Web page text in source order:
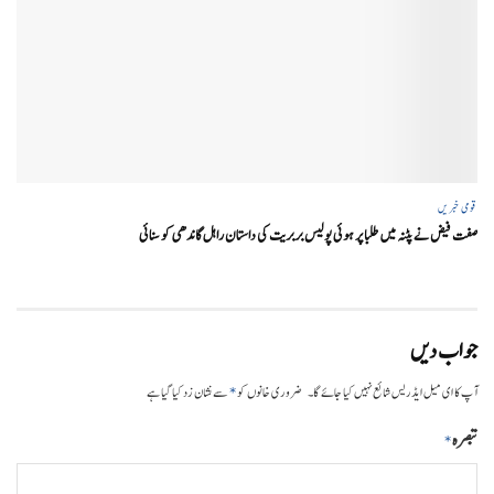
قومی خبریں
صفت فیض نے پٹنہ میں طلبا پر ہوئی پولیس بربریت کی داستان راہل گاندھی کو سنائی
جواب دیں
آپ کا ای میل ایڈریس شائع نہیں کیا جائے گا۔ ضروری خانوں کو*سے نشان زد کیا گیا ہے
تبصرہ*